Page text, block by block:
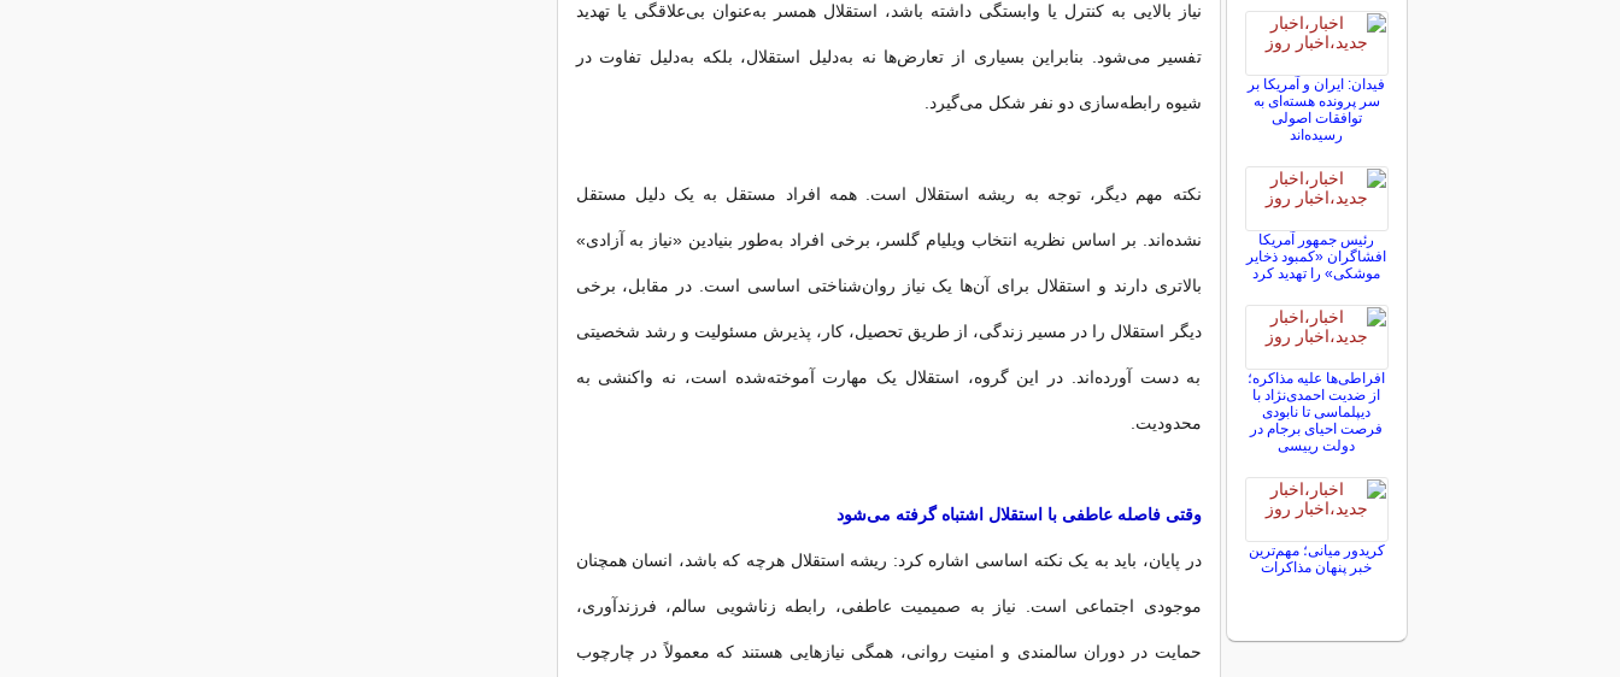
نیاز بالایی به کنترل یا وابستگی داشته باشد، استقلال همسر به‌عنوان بی‌علاقگی یا تهدید
تفسیر می‌شود. بنابراین بسیاری از تعارض‌ها نه به‌دلیل استقلال، بلکه به‌دلیل تفاوت در
شیوه رابطه‌سازی دو نفر شکل می‌گیرد.
نکته مهم دیگر، توجه به ریشه استقلال است. همه افراد مستقل به یک دلیل مستقل
نشده‌اند. بر اساس نظریه انتخاب ویلیام گلسر، برخی افراد به‌طور بنیادین «نیاز به آزادی»
بالاتری دارند و استقلال برای آن‌ها یک نیاز روان‌شناختی اساسی است. در مقابل، برخی
دیگر استقلال را در مسیر زندگی، از طریق تحصیل، کار، پذیرش مسئولیت و رشد شخصیتی
به دست آورده‌اند. در این گروه، استقلال یک مهارت آموخته‌شده است، نه واکنشی به
محدودیت.
وقتی فاصله عاطفی با استقلال اشتباه گرفته می‌شود
در پایان، باید به یک نکته اساسی اشاره کرد: ریشه استقلال هرچه که باشد، انسان همچنان
موجودی اجتماعی است. نیاز به صمیمیت عاطفی، رابطه زناشویی سالم، فرزندآوری،
حمایت در دوران سالمندی و امنیت روانی، همگی نیازهایی هستند که معمولاً در چارچوب
فیدان: ایران و آمریکا بر
سر پرونده هسته‌ای به
توافقات اصولی
رسیده‌اند
رئیس جمهور آمریکا
افشاگران «کمبود ذخایر
موشکی» را تهدید کرد
افراطی‌ها علیه مذاکره؛
از ضدیت احمدی‌نژاد با
دیپلماسی تا نابودی
فرصت احیای برجام در
دولت رییسی
کریدور میانی؛ مهم‌ترین
خبر پنهان مذاکرات